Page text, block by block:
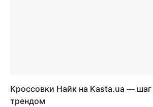
Кроссовки Найк на Kasta.ua — шаг
трендом